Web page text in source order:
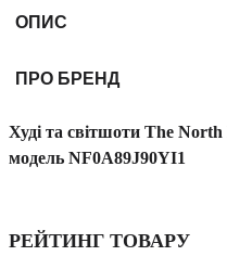
ОПИС
ПРО БРЕНД
Худі та світшоти The
модель NF0A89J90YI1
РЕЙТИНГ ТОВАРУ